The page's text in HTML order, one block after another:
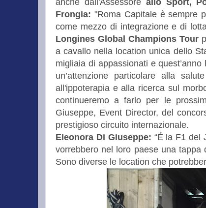
anche dall'Assessore allo Sport,
Frongia: "Roma Capitale è sempre
come mezzo di integrazione e di
Longines Global Champions Tour
a cavallo nella location unica dello
migliaia di appassionati e
un’attenzione particolare alla
all'ippoterapia e alla ricerca sul
continueremo a farlo per le
Giuseppe, Event Director, del
prestigioso circuito internazionale.
Eleonora Di Giuseppe: “É la F1 del
vorrebbero nel loro paese una
Sono diverse le location che